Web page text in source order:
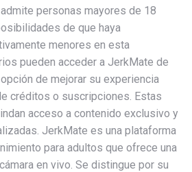
personas mayores de 18
de que haya
menores en esta
pueden acceder a JerkMate de
de mejorar su experiencia
créditos o suscripciones. Estas
acceso a contenido exclusivo y
JerkMate es una plataforma
para adultos que ofrece una
en vivo. Se distingue por su